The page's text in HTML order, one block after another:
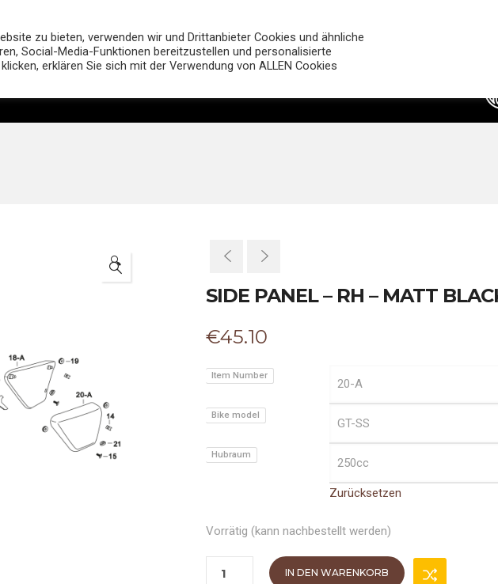
🔍
SIDE PANEL – RH – MATT
€45.10
Item Number
Bike model
Hubraum
Zurücksetzen
Vorrätig (kann nachbestellt werden)
IN DEN WARENKORB
zu bieten, verwenden wir und Drittanbieter Cookies und ähnliche
Social-Media-Funktionen bereitzustellen und personalisierte
erklären Sie sich mit der Verwendung von ALLEN Cookies